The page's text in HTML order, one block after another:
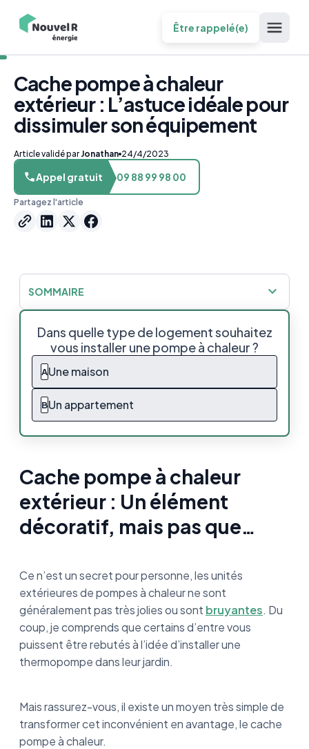
Être rappelé(e)
Cache pompe à chaleur
extérieur : L’astuce idéale pour
dissimuler son équipement
Article validé par Jonathan 24/4/2023
Appel gratuit 09 88 99 98 00
Partagez l'article
Dans quelle type de logement souhaitez
vous installer une pompe à chaleur ?
AUne maison
BUn appartement
Cache pompe à chaleur
extérieur : Un élément
décoratif, mais pas que…
Ce n’est un secret pour personne, les unités
extérieures de pompes à chaleur ne sont
généralement pas très jolies ou sont bruyantes. Du
coup, je comprends que certains d’entre vous
puissent être rebutés à l’idée d’installer une
thermopompe dans leur jardin.
Mais rassurez-vous, il existe un moyen très simple de
transformer cet inconvénient en avantage, le cache
pompe à chaleur.
SOMMAIRE
élément décoratif, mais pas que…
Pourquoi utiliser un cache pompe à chaleur
extérieur ?
Comment bien choisir son cache pompe à
chaleur ?
Fabriquer un cache pompe à chaleur soi-
même : C’est possible
Le cache pompe à chaleur extérieur en